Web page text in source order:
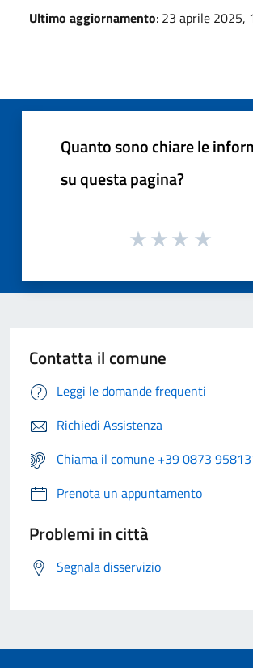
Ultimo aggiornamento: 23 aprile 2025,
Quanto sono chiare le
su questa pagina?
Contatta il comune
Leggi le domande frequenti
Richiedi Assistenza
Chiama il comune +39 0873
Prenota un appuntamento
Problemi in città
Segnala disservizio